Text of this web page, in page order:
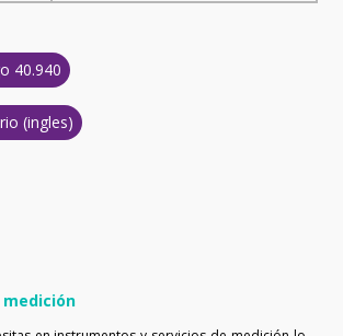
40.940
(ingles)